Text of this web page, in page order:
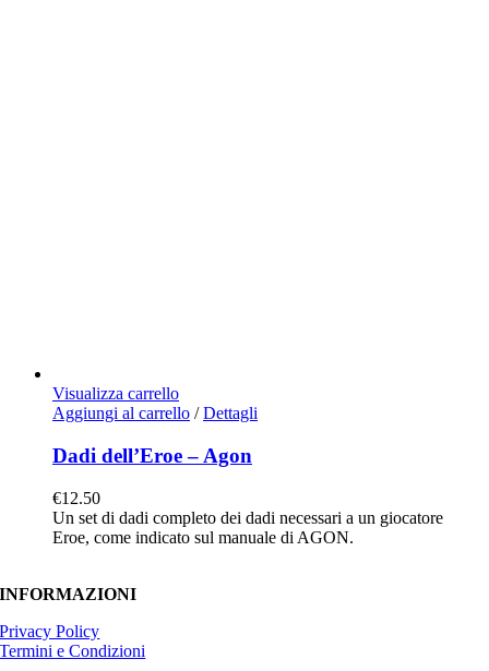
Visualizza carrello
Aggiungi al carrello / Dettagli
Dadi dell’Eroe – Agon
€12.50
Un set di dadi completo dei dadi necessari a un giocatore
Eroe, come indicato sul manuale di AGON.
INFORMAZIONI
Privacy Policy
Termini e Condizioni